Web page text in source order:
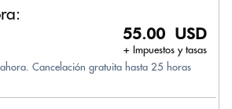
55.00 USD
+ Impuestos y tasas
Cancelación gratuita hasta 25 horas